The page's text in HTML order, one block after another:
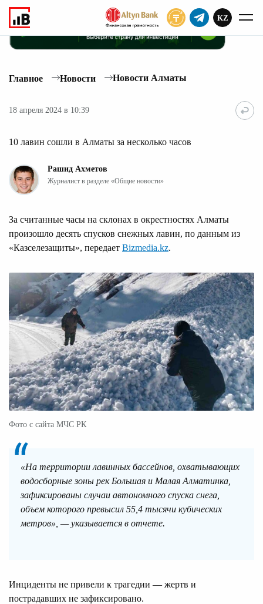
KZ
Главное Новости Новости Алматы
18 апреля 2024 в 10:39
10 лавин сошли в Алматы за несколько часов
Рашид Ахметов
Журналист в разделе «Общие новости»
За считанные часы на склонах в окрестностях Алматы
произошло десять спусков снежных лавин, по данным из
«Казселезащиты», передает Bizmedia.kz.
Фото с сайта МЧС РК
«На территории лавинных бассейнов, охватывающих
водосборные зоны рек Большая и Малая Алматинка,
зафиксированы случаи автономного спуска снега,
объем которого превысил 55,4 тысячи кубических
метров», — указывается в отчете.
Инциденты не привели к трагедии — жертв и
пострадавших не зафиксировано.